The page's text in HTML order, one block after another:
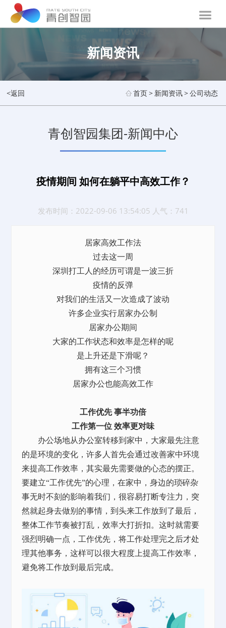
新闻资讯
<返回 首页> 新闻资讯>公司动态
青创智园集团-新闻中心
疫情期间 如何在躺平中高效工作？
发布时间：2022-09-06 13:54:05 人气：741
居家高效工作法
过去这一周
深圳打工人的经历可谓是一波三折
疫情的反弹
对我们的生活又一次造成了波动
许多企业实行居家办公制
居家办公期间
大家的工作状态和效率是怎样的呢
是上升还是下滑呢？
拥有这三个习惯
居家办公也能高效工作
工作优先 事半功倍
工作第一位 效率更对味
办公场地从办公室转移到家中，大家最先注意
的是环境的变化，许多人首先会通过改善家中环境
来提高工作效率，其实最先需要做的心态的摆正。
要建立“工作优先”的心理，在家中，身边的琐碎杂
事无时不刻的影响着我们，很容易打断专注力，突
然就起身去做别的事情，到头来工作放到了最后，
整体工作节奏被打乱，效率大打折扣。这时就需要
强烈明确一点，工作优先，将工作处理完之后才处
理其他事务，这样可以很大程度上提高工作效率，
避免将工作放到最后完成。